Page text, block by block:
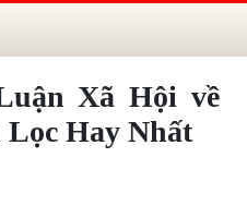
Xã Hội về
Hay Nhất